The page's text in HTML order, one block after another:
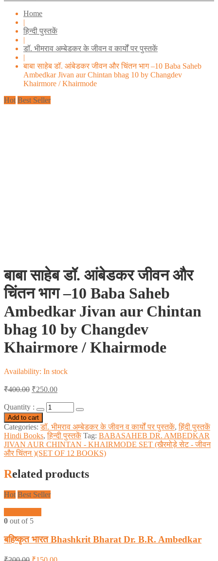
Home
|
हिन्दी पुस्तकें
|
डॉ. भीमराव अम्बेडकर के जीवन व कार्यों पर पुस्तकें
|
बाबा साहेब डॉ. आंबेडकर जीवन और चिंतन भाग –10 Baba Saheb
Ambedkar Jivan aur Chintan bhag 10 by Changdev
Khairmore / Khairmode
Hot Best Seller
बाबा साहेब डॉ. आंबेडकर जीवन और
चिंतन भाग –10 Baba Saheb
Ambedkar Jivan aur Chintan
bhag 10 by Changdev
Khairmore / Khairmode
Availability: In stock
₹400.00 ₹250.00
Quantity :
Add to cart
Categories:डॉ. भीमराव अम्बेडकर के जीवन व कार्यों पर पुस्तकें,हिंदी पुस्तकें
Hindi Books,हिन्दी पुस्तकें Tag: BABASAHEB DR. AMBEDKAR
JIVAN AUR CHINTAN - KHAIRMODE SET (खैरमोड़े सेट - जीवन
और चिंतन )(SET OF 12 BOOKS)
Related products
Hot Best Seller
0 out of 5
बहिष्कृत भारत Bhashkrit Bharat Dr. B.R. Ambedkar